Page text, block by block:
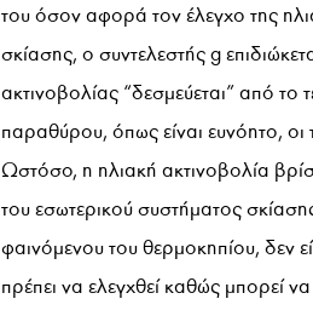
του όσον αφορά τον έλεγχο της
σκίασης, ο συντελεστής g
ακτινοβολίας “δεσμεύεται” από το
παραθύρου, όπως είναι ευνόητο, οι
Ωστόσο, η ηλιακή ακτινοβολία
του εσωτερικού συστήματος
φαινόμενου του θερμοκηπίου, δεν
πρέπει να ελεγχθεί καθώς μπορεί